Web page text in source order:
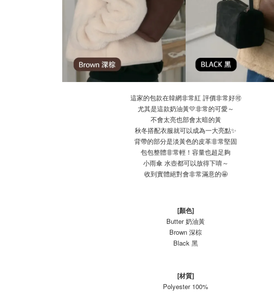
這家的包款在韓網非常紅 評價非常好🉑
尤其是這款奶油黃💛非常的可愛～
不會太亮也部會太暗的黃
秋冬搭配衣服就可以成為一大亮點✨
背帶的部分是淡黃色的皮革非常堅固
包包整體非常輕！容量也超足夠
小雨傘 水壺都可以放得下唷～
收到實體絕對會非常滿意的🤩
[顏色]
Butter 奶油黃
Brown 深棕
Black 黑
[材質]
Polyester 100%